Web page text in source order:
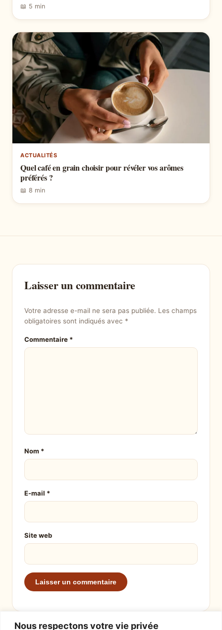
Nous respectons votre vie privée
📖 5 min
ACTUALITÉS
Quel café en grain choisir pour révéler vos arômes
préférés ?
📖 8 min
Laisser un commentaire
Votre adresse e-mail ne sera pas publiée. Les champs
obligatoires sont indiqués avec *
Commentaire *
Nom *
E-mail *
Site web